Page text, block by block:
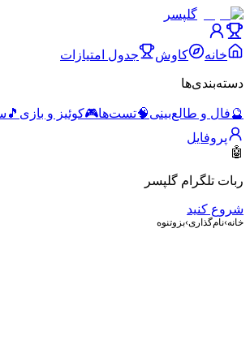
گلپسر
خانه کاوش جدول امتیازات
دسته‌بندی‌ها
🔮فال و طالع‌بینی🧠تست‌ها🎮کوئیز و بازی 🎵
پروفایل
🤖
ربات تلگرام گلپسر
شروع کنید
خانه›نام‌گذاری›بزوتنوه